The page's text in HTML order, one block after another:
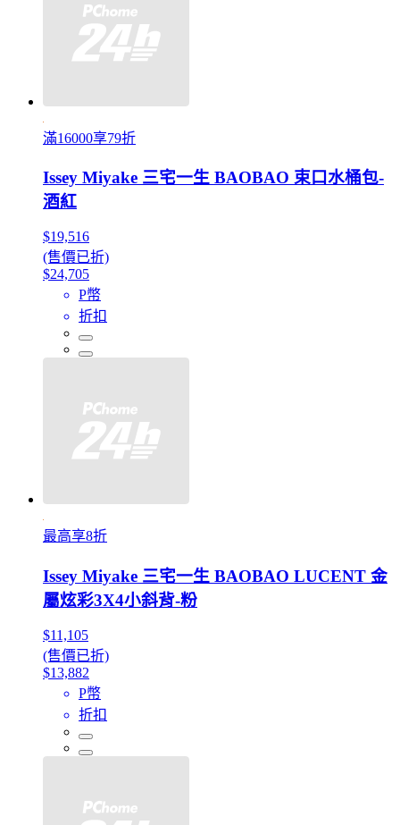
滿16000享79折
Issey Miyake 三宅一生 BAOBAO 束口水桶包-
酒紅
$19,516
(售價已折)
$24,705
P幣
折扣
最高享8折
Issey Miyake 三宅一生 BAOBAO LUCENT 金
屬炫彩3X4小斜背-粉
$11,105
(售價已折)
$13,882
P幣
折扣